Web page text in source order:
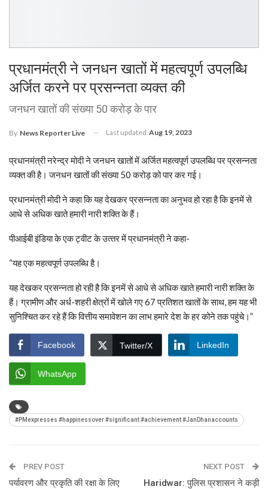
प्रधानमंत्री ने जनधन खातों में महत्वपूर्ण उपलब्धि
अर्जित करने पर प्रसन्नता व्यक्त की
जनधन खातों की संख्या 50 करोड़ के पार
By News Reporter Live Last updated Aug 19, 2023
प्रधानमंत्री नरेन्द्र मोदी ने जनधन खातों में अर्जित महत्वपूर्ण उपलब्धि पर प्रसन्नता
व्यक्त की है। जनधन खातों की संख्या 50 करोड़ को पार कर गई।
प्रधानमंत्री मोदी ने कहा कि यह देखकर प्रसन्‍नता का अनुभव हो रहा है कि इनमें से
आधे से अधिक खाते हमारी नारी शक्ति के हैं।
पीआईबी इंडिया के एक ट्वीट के उत्‍तर में प्रधानमंत्री ने कहा-
“यह एक महत्वपूर्ण उपलब्धि है।
यह देखकर प्रसन्‍नता हो रही है कि इनमें से आधे से अधिक खाते हमारी नारी शक्ति के
हैं। ग्रामीण और अर्ध-शहरी क्षेत्रों में खोले गए 67 प्रतिशत खातों के साथ, हम यह भी
सुनिश्चित कर रहे हैं कि वित्तीय समावेशन का लाभ हमारे देश के हर कोने तक पहुंचे।”
Facebook Twitter/X LinkedIn
WhatsApp
#PMexpresses #happinessover #significant #achievement #JanDhanaccounts
PREV POST
पर्यावरण और प्रकृति की रक्षा के लिए
NEXT POST
Haridwar: पुलिस प्रशासन ने कड़ी